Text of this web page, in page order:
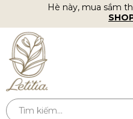
Hè này, mua sắm